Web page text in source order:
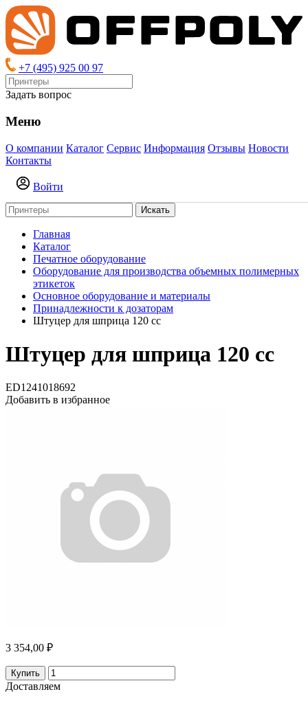
+7 (495) 925 00 97
Задать вопрос
Меню
О компании Каталог Сервис Информация Отзывы Новости
Контакты
Войти
Искать
Главная
Каталог
Печатное оборудование
Оборудование для производства объемных полимерных
этикеток
Основное оборудование и материалы
Принадлежности к дозаторам
Штуцер для шприца 120 cc
Штуцер для шприца 120 cc
ED1241018692
Добавить в избранное
3 354,00 ₽
Купить
Доставляем